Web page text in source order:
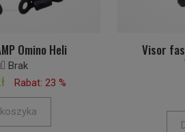
Omino Heli
Brak
Rabat: 23 %
Visor